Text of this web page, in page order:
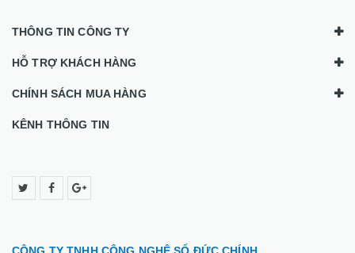
THÔNG TIN CÔNG TY
HỖ TRỢ KHÁCH HÀNG
CHÍNH SÁCH MUA HÀNG
KÊNH THÔNG TIN